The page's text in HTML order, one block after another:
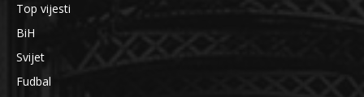
Top vijesti
BiH
Svijet
Fudbal